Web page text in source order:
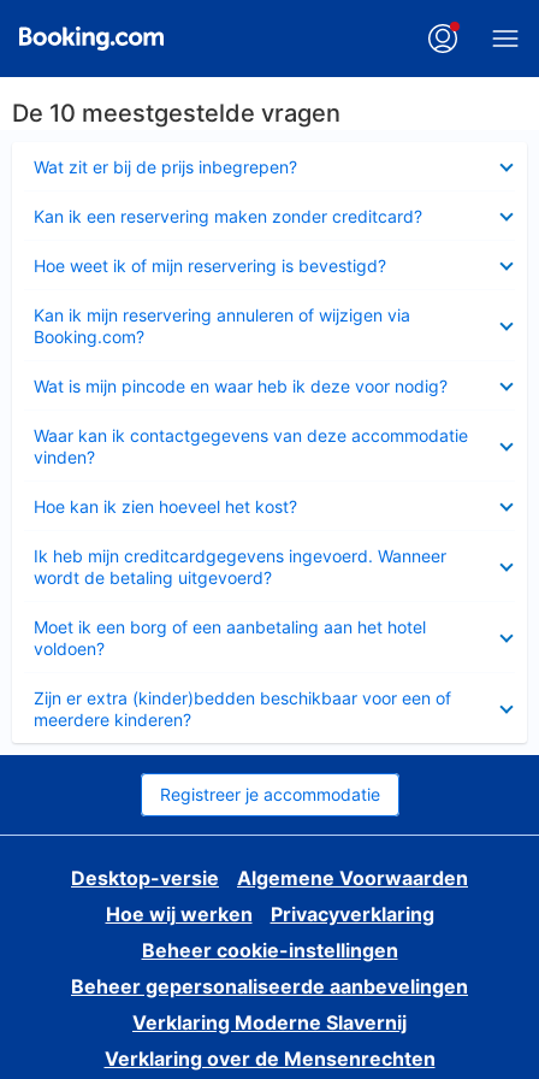
De 10 meestgestelde vragen
Wat zit er bij de prijs inbegrepen?
Kan ik een reservering maken zonder creditcard?
Hoe weet ik of mijn reservering is bevestigd?
Kan ik mijn reservering annuleren of wijzigen via
Booking.com?
Wat is mijn pincode en waar heb ik deze voor nodig?
Waar kan ik contactgegevens van deze accommodatie
vinden?
Hoe kan ik zien hoeveel het kost?
Ik heb mijn creditcardgegevens ingevoerd. Wanneer
wordt de betaling uitgevoerd?
Moet ik een borg of een aanbetaling aan het hotel
voldoen?
Zijn er extra (kinder)bedden beschikbaar voor een of
meerdere kinderen?
Registreer je accommodatie
Desktop-versie
Algemene Voorwaarden
Hoe wij werken
Privacyverklaring
Beheer cookie-instellingen
Beheer gepersonaliseerde aanbevelingen
Verklaring Moderne Slavernij
Verklaring over de Mensenrechten